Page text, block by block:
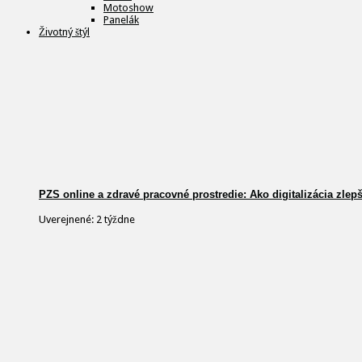
Motoshow
Panelák
Životný štýl
PZS online a zdravé pracovné prostredie: Ako digitalizácia
Uverejnené: 2 týždne